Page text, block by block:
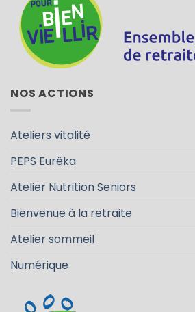
NOS ACTIONS
Ateliers vitalité
PEPS Eurêka
Atelier Nutrition Seniors
Bienvenue à la retraite
Atelier sommeil
Numérique